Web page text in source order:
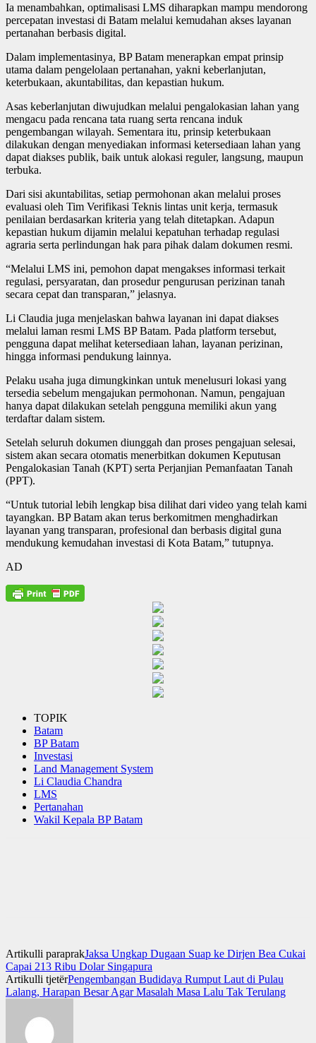
Ia menambahkan, optimalisasi LMS diharapkan mampu mendorong
percepatan investasi di Batam melalui kemudahan akses layanan
pertanahan berbasis digital.
Dalam implementasinya, BP Batam menerapkan empat prinsip
utama dalam pengelolaan pertanahan, yakni keberlanjutan,
keterbukaan, akuntabilitas, dan kepastian hukum.
Asas keberlanjutan diwujudkan melalui pengalokasian lahan yang
mengacu pada rencana tata ruang serta rencana induk
pengembangan wilayah. Sementara itu, prinsip keterbukaan
dilakukan dengan menyediakan informasi ketersediaan lahan yang
dapat diakses publik, baik untuk alokasi reguler, langsung, maupun
terbuka.
Dari sisi akuntabilitas, setiap permohonan akan melalui proses
evaluasi oleh Tim Verifikasi Teknis lintas unit kerja, termasuk
penilaian berdasarkan kriteria yang telah ditetapkan. Adapun
kepastian hukum dijamin melalui kepatuhan terhadap regulasi
agraria serta perlindungan hak para pihak dalam dokumen resmi.
“Melalui LMS ini, pemohon dapat mengakses informasi terkait
regulasi, persyaratan, dan prosedur pengurusan perizinan tanah
secara cepat dan transparan,” jelasnya.
Li Claudia juga menjelaskan bahwa layanan ini dapat diakses
melalui laman resmi LMS BP Batam. Pada platform tersebut,
pengguna dapat melihat ketersediaan lahan, layanan perizinan,
hingga informasi pendukung lainnya.
Pelaku usaha juga dimungkinkan untuk menelusuri lokasi yang
tersedia sebelum mengajukan permohonan. Namun, pengajuan
hanya dapat dilakukan setelah pengguna memiliki akun yang
terdaftar dalam sistem.
Setelah seluruh dokumen diunggah dan proses pengajuan selesai,
sistem akan secara otomatis menerbitkan dokumen Keputusan
Pengalokasian Tanah (KPT) serta Perjanjian Pemanfaatan Tanah
(PPT).
“Untuk tutorial lebih lengkap bisa dilihat dari video yang telah kami
tayangkan. BP Batam akan terus berkomitmen menghadirkan
layanan yang transparan, profesional dan berbasis digital guna
mendukung kemudahan investasi di Kota Batam,” tutupnya.
AD
TOPIK
Batam
BP Batam
Investasi
Land Management System
Li Claudia Chandra
LMS
Pertanahan
Wakil Kepala BP Batam
Artikulli paraprakJaksa Ungkap Dugaan Suap ke Dirjen Bea Cukai
Capai 213 Ribu Dolar Singapura
Artikulli tjetërPengembangan Budidaya Rumput Laut di Pulau
Lalang, Harapan Besar Agar Masalah Masa Lalu Tak Terulang